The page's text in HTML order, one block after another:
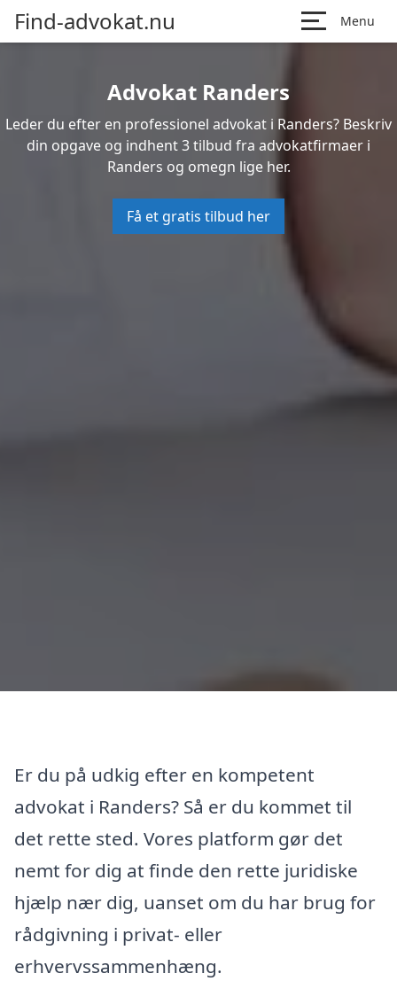
Find-advokat.nu Menu
Advokat Randers
Leder du efter en professionel advokat i Randers? Beskriv
din opgave og indhent 3 tilbud fra advokatfirmaer i
Randers og omegn lige her.
Få et gratis tilbud her
Er du på udkig efter en kompetent
advokat i Randers? Så er du kommet til
det rette sted. Vores platform gør det
nemt for dig at finde den rette juridiske
hjælp nær dig, uanset om du har brug for
rådgivning i privat- eller
erhvervssammenhæng.